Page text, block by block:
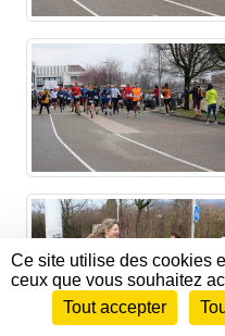
Envie de participer ?
Ce site utilise des cookies
ceux que vous souhaitez
Tout accepter